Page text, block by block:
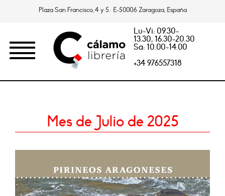
Plaza San Francisco, 4 y 5. E-50006 Zaragoza, España
Lu-Vi: 09.30-
13.30, 16.30-20.30
Sa: 10.00-14.00
+34 976557318
Mes de Julio de 2025